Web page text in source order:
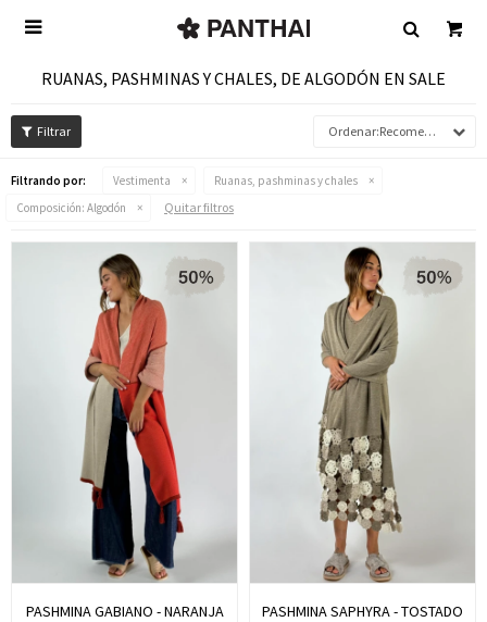

RUANAS, PASHMINAS Y CHALES, DE ALGODÓN EN SALE
Recomendados
Filtrando por: Vestimenta
Ruanas, pashminas y chales
Composición: Algodón Quitar filtros
PASHMINA GABIANO - NARANJA PASHMINA SAPHYRA - TOSTADO